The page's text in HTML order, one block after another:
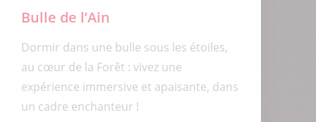
Bulle de l’Ain
Dormir dans une bulle sous les étoiles,
au cœur de la Forêt : vivez une
expérience immersive et apaisante, dans
un cadre enchanteur !